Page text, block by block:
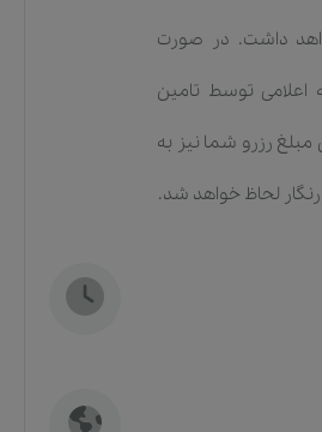
داشت. در صورت
اعلامی توسط تامین
مبلغ رزرو شما نیز به
لحاظ خواهد شد.